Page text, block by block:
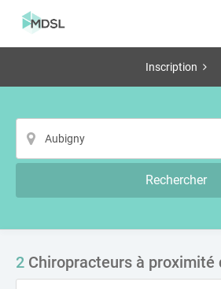
Inscription
Rechercher
2 Chiropracteurs à proximité